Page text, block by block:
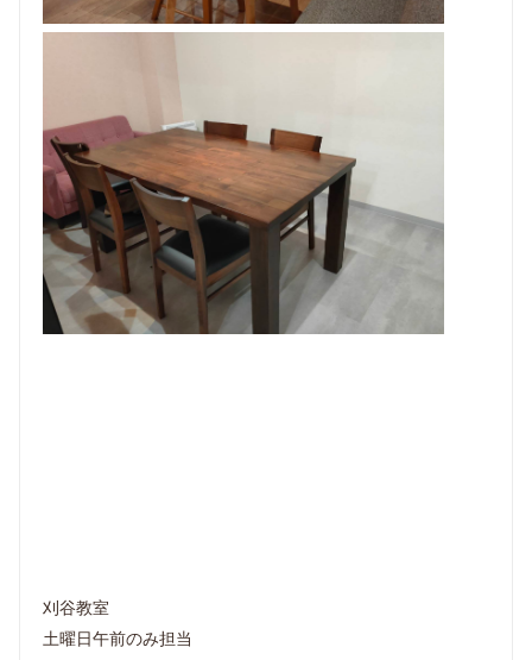
刈谷教室
土曜日午前のみ担当